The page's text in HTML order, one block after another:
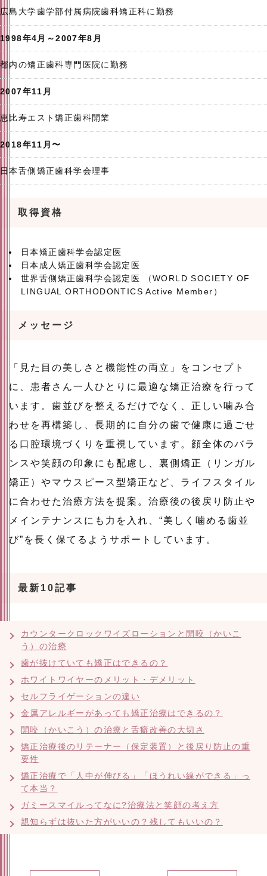
広島大学歯学部付属病院歯科矯正科に勤務
1998年4月～2007年8月
都内の矯正歯科専門医院に勤務
2007年11月
恵比寿エスト矯正歯科開業
2018年11月〜
日本舌側矯正歯科学会理事
取得資格
日本矯正歯科学会認定医
日本成人矯正歯科学会認定医
世界舌側矯正歯科学会認定医 （WORLD SOCIETY OF
LINGUAL ORTHODONTICS Active Member）
メッセージ
「見た目の美しさと機能性の両立」をコンセプト
に、患者さん一人ひとりに最適な矯正治療を行って
います。歯並びを整えるだけでなく、正しい噛み合
わせを再構築し、長期的に自分の歯で健康に過ごせ
る口腔環境づくりを重視しています。顔全体のバラ
ンスや笑顔の印象にも配慮し、裏側矯正（リンガル
矯正）やマウスピース型矯正など、ライフスタイル
に合わせた治療方法を提案。治療後の後戻り防止や
メインテナンスにも力を入れ、“美しく噛める歯並
び”を長く保てるようサポートしています。
最新10記事
カウンタークロックワイズローションと開咬（かいこ
う）の治療
歯が抜けていても矯正はできるの？
ホワイトワイヤーのメリット・デメリット
セルフライゲーションの違い
金属アレルギーがあっても矯正治療はできるの？
開咬（かいこう）の治療と舌癖改善の大切さ
矯正治療後のリテーナー（保定装置）と後戻り防止の重
要性
矯正治療で「人中が伸びる」「ほうれい線ができる」っ
て本当？
ガミースマイルってなに?治療法と笑顔の考え方
親知らずは抜いた方がいいの？残してもいいの？